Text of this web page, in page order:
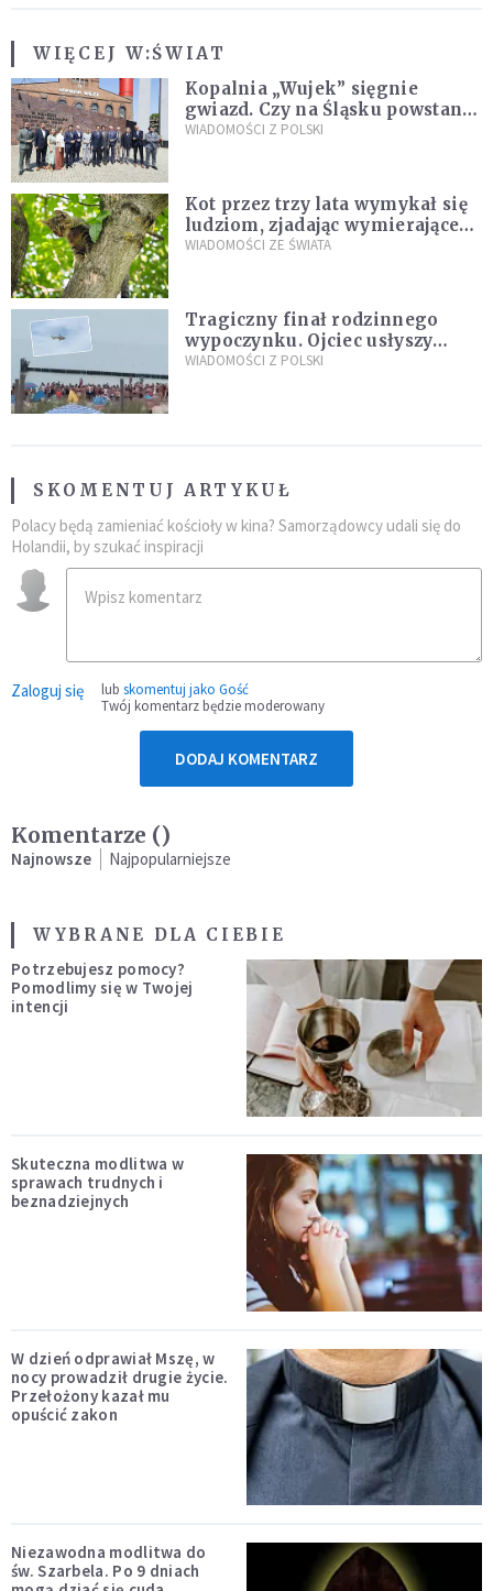
WIĘCEJ W:ŚWIAT
Kopalnia „Wujek” sięgnie
gwiazd. Czy na Śląsku powstanie
„Dolina Krzemowa”?
WIADOMOŚCI Z POLSKI
Kot przez trzy lata wymykał się
ludziom, zjadając wymierające
kaczki. W końcu popełnił
WIADOMOŚCI ZE ŚWIATA
Tragiczny finał rodzinnego
wypoczynku. Ojciec usłyszy
zarzuty
WIADOMOŚCI Z POLSKI
SKOMENTUJ ARTYKUŁ
Polacy będą zamieniać kościoły w kina? Samorządowcy udali się do
Holandii, by szukać inspiracji
Zaloguj się lub skomentuj jako Gość
Twój komentarz będzie moderowany
DODAJ KOMENTARZ
Komentarze ()
Najnowsze Najpopularniejsze
WYBRANE DLA CIEBIE
Potrzebujesz pomocy?
Pomodlimy się w Twojej
intencji
Skuteczna modlitwa w
sprawach trudnych i
beznadziejnych
W dzień odprawiał Mszę, w
nocy prowadził drugie życie.
Przełożony kazał mu
opuścić zakon
Niezawodna modlitwa do
św. Szarbela. Po 9 dniach